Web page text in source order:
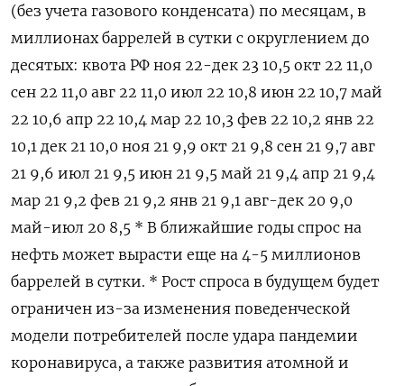
(без учета газового конденсата) по месяцам, в
миллионах баррелей в сутки с округлением до
десятых: квота РФ ноя 22-дек 23 10,5 окт 22 11,0
сен 22 11,0 авг 22 11,0 июл 22 10,8 июн 22 10,7 май
22 10,6 апр 22 10,4 мар 22 10,3 фев 22 10,2 янв 22
10,1 дек 21 10,0 ноя 21 9,9 окт 21 9,8 сен 21 9,7 авг
21 9,6 июл 21 9,5 июн 21 9,5 май 21 9,4 апр 21 9,4
мар 21 9,2 фев 21 9,2 янв 21 9,1 авг-дек 20 9,0
май-июл 20 8,5 * В ближайшие годы спрос на
нефть может вырасти еще на 4-5 миллионов
баррелей в сутки. * Рост спроса в будущем будет
ограничен из-за изменения поведенческой
модели потребителей после удара пандемии
коронавируса, а также развития атомной и